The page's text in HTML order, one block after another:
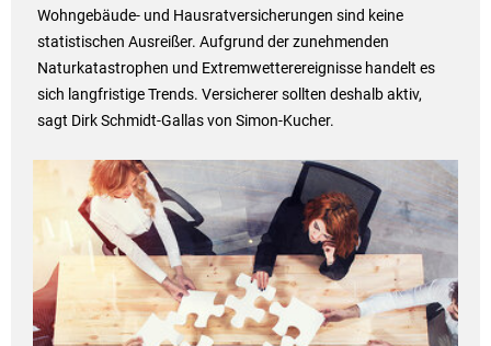
Wohngebäude- und Hausratversicherungen sind keine
statistischen Ausreißer. Aufgrund der zunehmenden
Naturkatastrophen und Extremwetterereignisse handelt es
sich langfristige Trends. Versicherer sollten deshalb aktiv,
sagt Dirk Schmidt-Gallas von Simon-Kucher.